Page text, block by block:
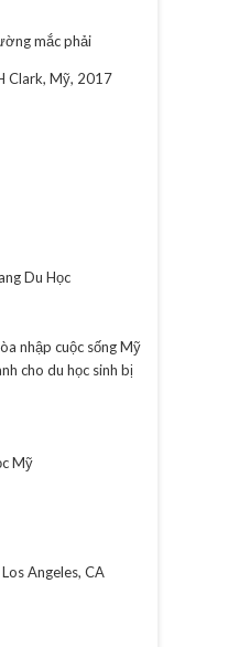
mắc phải
Clark, Mỹ, 2017
Du Học
nhập cuộc sống Mỹ
cho du học sinh bị
Mỹ
Angeles, CA